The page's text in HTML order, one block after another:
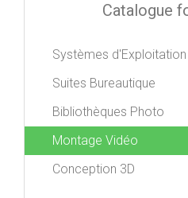
Catalogue
Systèmes d'Exploitation
Suites Bureautique
Apple iWork
Libre Office
Microsoft Office
Bibliothèques Photo
Montage Vidéo
Conception 3D